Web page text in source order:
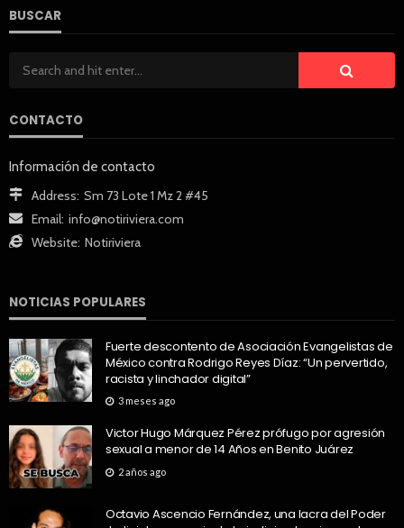
BUSCAR
CONTACTO
Información de contacto
Address: Sm 73 Lote 1 Mz 2 #45
Email: info@notiriviera.com
Website: Notiriviera
NOTICIAS POPULARES
Fuerte descontento de Asociación Evangelistas de
México contra Rodrigo Reyes Díaz: “Un pervertido,
racista y linchador digital”
3 meses ago
Victor Hugo Márquez Pérez prófugo por agresión
sexual a menor de 14 Años en Benito Juárez
2 años ago
Octavio Ascencio Fernández, una lacra del Poder